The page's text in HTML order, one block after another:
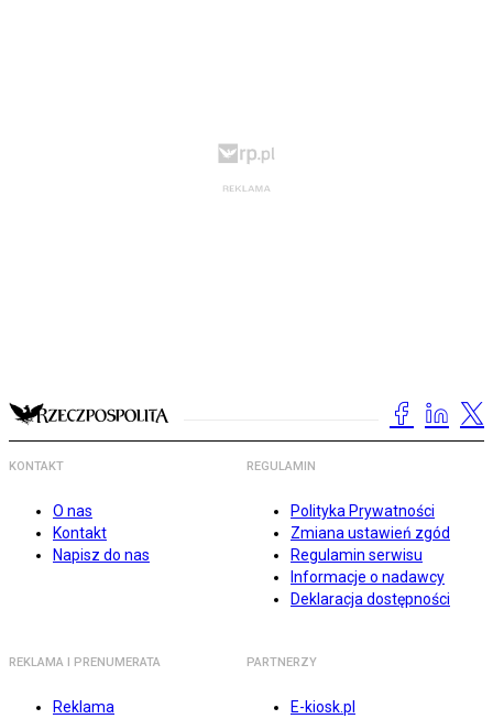
KONTAKT
O nas
Kontakt
Napisz do nas
REGULAMIN
Polityka Prywatności
Zmiana ustawień zgód
Regulamin serwisu
Informacje o nadawcy
Deklaracja dostępności
REKLAMA I PRENUMERATA
Reklama
PARTNERZY
E-kiosk.pl